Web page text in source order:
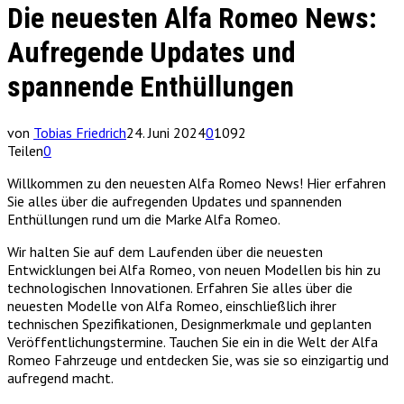
Die neuesten Alfa Romeo News:
Aufregende Updates und
spannende Enthüllungen
von Tobias Friedrich24. Juni 202401092
Teilen0
Willkommen zu den neuesten Alfa Romeo News! Hier erfahren
Sie alles über die aufregenden Updates und spannenden
Enthüllungen rund um die Marke Alfa Romeo.
Wir halten Sie auf dem Laufenden über die neuesten
Entwicklungen bei Alfa Romeo, von neuen Modellen bis hin zu
technologischen Innovationen. Erfahren Sie alles über die
neuesten Modelle von Alfa Romeo, einschließlich ihrer
technischen Spezifikationen, Designmerkmale und geplanten
Veröffentlichungstermine. Tauchen Sie ein in die Welt der Alfa
Romeo Fahrzeuge und entdecken Sie, was sie so einzigartig und
aufregend macht.